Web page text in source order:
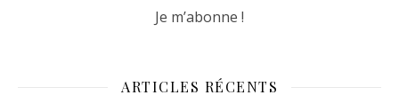
ARTICLES RÉCENTS